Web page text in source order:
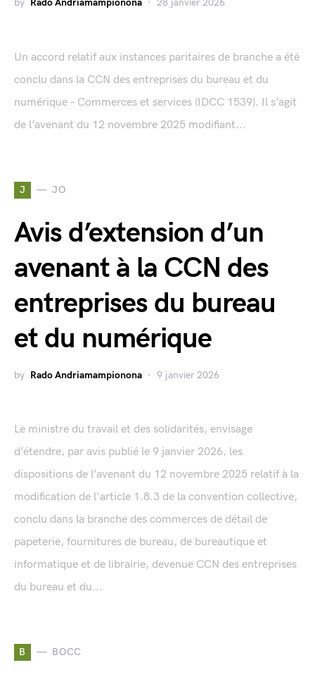
by Rado Andriamampionona 28 janvier 2026
Un accord relatif aux instances paritaires de branche a été
conclu dans la CCN des entreprises du bureau et du
numérique – Commerces et services (IDCC 1539). Il s’agit
de l’avenant du 12 novembre 2025 modifiant...
J JO
Avis d’extension d’un
avenant à la CCN des
entreprises du bureau
et du numérique
by Rado Andriamampionona 9 janvier 2026
Le ministre du travail et des solidarités, envisage
d’étendre, par avis publié le 9 janvier 2026, les
dispositions de l’avenant du 12 novembre 2025 relatif à la
modification de l'article 1.8.3 de la convention collective,
conclu dans la branche des commerces de détail de
papeterie, fournitures de bureau, de bureautique et
informatique et de librairie, devenue CCN des entreprises
du bureau et du...
B BOCC